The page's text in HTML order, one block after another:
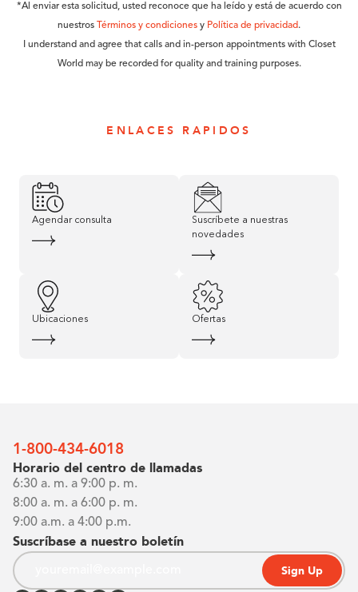
*Al enviar esta solicitud, usted reconoce que ha leído y está de acuerdo con
nuestros
Términos y condiciones y Política de privacidad.
I understand and agree that calls and in-person appointments with Closet
World may be recorded for quality and training purposes.
ENLACES RAPIDOS
Agendar consulta
Suscríbete a nuestras
novedades
Ubicaciones Ofertas
1-800-434-6018
Horario del centro de llamadas
6:30 a. m. a 9:00 p. m.
8:00 a. m. a 6:00 p. m.
9:00 a.m. a 4:00 p.m.
Suscríbase a nuestro boletín
Sign Up